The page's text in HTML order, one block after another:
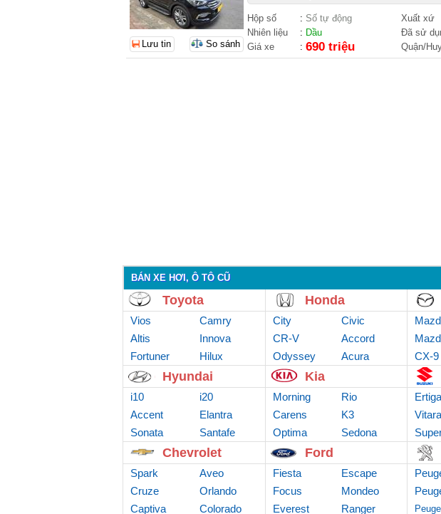
Hộp số : Số tự động Xuất xứ
Nhiên liệu
: Dầu Đã sử
Giá xe
: 690 triệu Quận/
Lưu tin So sánh
BÁN XE HƠI, Ô TÔ CŨ
Toyota
Vios
Camry
Altis
Innova
Fortuner
Hilux
Honda
City
Civic
CR-V
Accord
Odyssey
Acura
CX-9
Hyundai
i10
i20
Accent
Elantra
Sonata
Santafe
Kia
Morning
Rio
Carens
K3
Optima
Sedona
Ertiga
Vitara
truck
Chevrolet
Spark
Aveo
Cruze
Orlando
Captiva
Colorado
Ford
Fiesta
Escape
Focus
Mondeo
Everest
Ranger